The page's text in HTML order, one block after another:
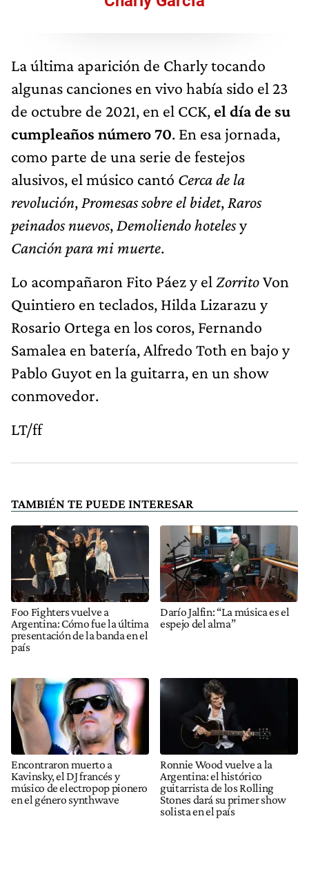
La última aparición de Charly tocando
algunas canciones en vivo había sido el 23
de octubre de 2021, en el CCK, el día de su
cumpleaños número 70. En esa jornada,
como parte de una serie de festejos
alusivos, el músico cantó Cerca de la
revolución, Promesas sobre el bidet, Raros
peinados nuevos, Demoliendo hotelesy
Canción para mi muerte.
Lo acompañaron Fito Páez y el ZorritoVon
Quintiero en teclados, Hilda Lizarazu y
Rosario Ortega en los coros, Fernando
Samalea en batería, Alfredo Toth en bajo y
Pablo Guyot en la guitarra, en un show
conmovedor.
LT/ff
TAMBIÉN TE PUEDE INTERESAR
Foo Fighters vuelve a
Argentina: Cómo fue la última
presentación de la banda en el
país
Darío Jalfin: “La música es el
espejo del alma”
Encontraron muerto a
Kavinsky, el DJ francés y
músico de electropop pionero
en el género synthwave
Ronnie Wood vuelve a la
Argentina: el histórico
guitarrista de los Rolling
Stones dará su primer show
solista en el país